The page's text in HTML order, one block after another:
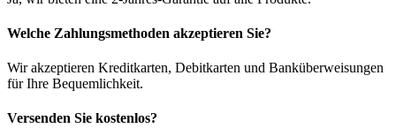
Welche Zahlungsmethoden akzeptieren Sie?
Wir akzeptieren Kreditkarten, Debitkarten und Banküberweisungen
für Ihre Bequemlichkeit.
Versenden Sie kostenlos?